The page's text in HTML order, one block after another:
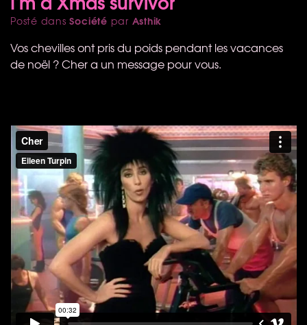
Posté dansSociété par Asthik
Vos chevilles ont pris du poids pendant les vacances
de noël ? Cher a un message pour vous.